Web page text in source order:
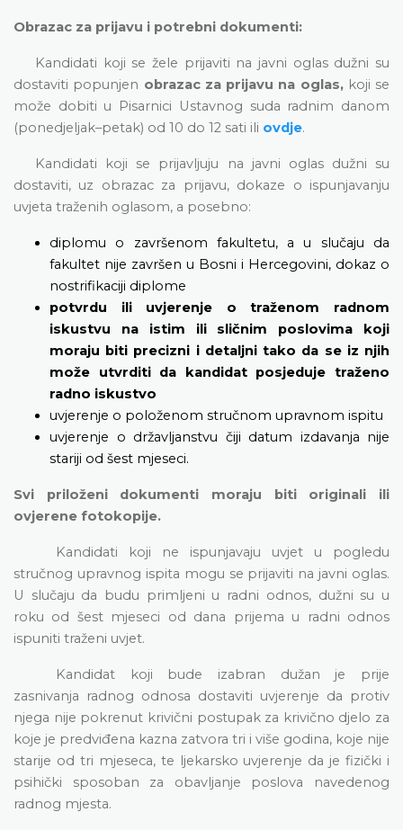
Obrazac za prijavu i potrebni dokumenti:
Kandidati koji se žele prijaviti na javni oglas dužni su
dostaviti popunjen obrazac za prijavu na oglas,koji se
može dobiti u Pisarnici Ustavnog suda radnim danom
(ponedjeljak–petak) od 10 do 12 sati ili ovdje.
Kandidati koji se prijavljuju na javni oglas dužni su
dostaviti, uz obrazac za prijavu, dokaze o ispunjavanju
uvjeta traženih oglasom, a posebno:
diplomu o završenom fakultetu, a u slučaju da
fakultet nije završen u Bosni i Hercegovini, dokaz o
nostrifikaciji diplome
potvrdu ili uvjerenje o traženom radnom
iskustvu na istim ili sličnim poslovima koji
moraju biti precizni i detaljni tako da se iz njih
može utvrditi da kandidat posjeduje traženo
radno iskustvo
uvjerenje o položenom stručnom upravnom ispitu
uvjerenje o državljanstvu čiji datum izdavanja nije
stariji od šest mjeseci.
Svi priloženi dokumenti moraju biti originali ili
ovjerene fotokopije.
Kandidati koji ne ispunjavaju uvjet u pogledu
stručnog upravnog ispita mogu se prijaviti na javni oglas.
U slučaju da budu primljeni u radni odnos, dužni su u
roku od šest mjeseci od dana prijema u radni odnos
ispuniti traženi uvjet.
Kandidat koji bude izabran dužan je prije
zasnivanja radnog odnosa dostaviti uvjerenje da protiv
njega nije pokrenut krivični postupak za krivično djelo za
koje je predviđena kazna zatvora tri i više godina, koje nije
starije od tri mjeseca, te ljekarsko uvjerenje da je fizički i
psihički sposoban za obavljanje poslova navedenog
radnog mjesta.